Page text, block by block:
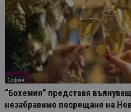
София
“Бохемия” представя
незабравимо посрещане на